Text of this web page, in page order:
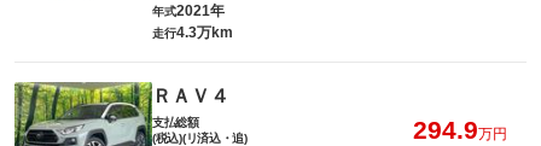
年式2021年
走行4.3万km
ＲＡＶ４
支払総額
(税込)(リ済込・追)
294.9万円